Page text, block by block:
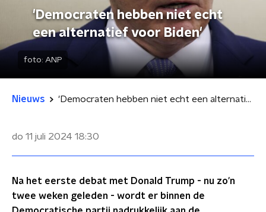
'Democraten hebben niet echt
een alternatief voor Biden'
foto: ANP
Nieuws 'Democraten hebben niet echt een alternatief voor Biden'
do 11 juli 2024 18:30
Na het eerste debat met Donald Trump - nu zo'n
twee weken geleden - wordt er binnen de